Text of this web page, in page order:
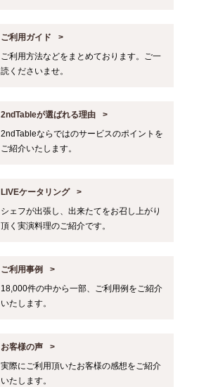
ご利用ガイド
ご利用方法などをまとめております。ご一
読くださいませ。
2ndTableが選ばれる理由
2ndTableならではのサービスのポイントを
ご紹介いたします。
LIVEケータリング
シェフが出張し、出来たてをお召し上がり
頂く実演料理のご紹介です。
ご利用事例
18,000件の中から一部、ご利用例をご紹介
いたします。
お客様の声
実際にご利用頂いたお客様の感想をご紹介
いたします。